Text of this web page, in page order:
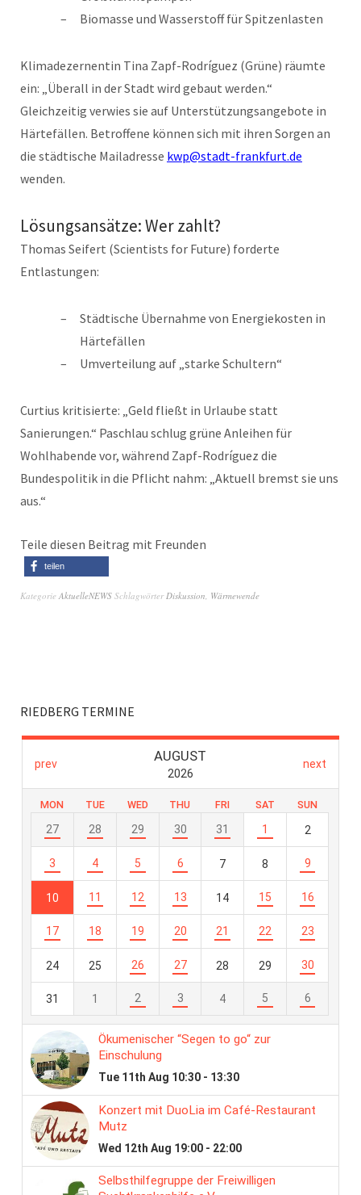
Biomasse und Wasserstoff für Spitzenlasten
Klimadezernentin Tina Zapf-Rodríguez (Grüne) räumte
ein: „Überall in der Stadt wird gebaut werden.“
Gleichzeitig verwies sie auf Unterstützungsangebote in
Härtefällen. Betroffene können sich mit ihren Sorgen an
die städtische Mailadresse kwp@stadt-frankfurt.de
wenden.
Lösungsansätze: Wer zahlt?
Thomas Seifert (Scientists for Future) forderte
Entlastungen:
Städtische Übernahme von Energiekosten in
Härtefällen
Umverteilung auf „starke Schultern“
Curtius kritisierte: „Geld fließt in Urlaube statt
Sanierungen.“ Paschlau schlug grüne Anleihen für
Wohlhabende vor, während Zapf-Rodríguez die
Bundespolitik in die Pflicht nahm: „Aktuell bremst sie uns
aus.“
Teile diesen Beitrag mit Freunden
teilen
Kategorie AktuelleNEWS SchlagwörterDiskussion, Wärmewende
RIEDBERG TERMINE